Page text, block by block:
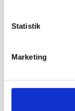
Statistik
Marketing